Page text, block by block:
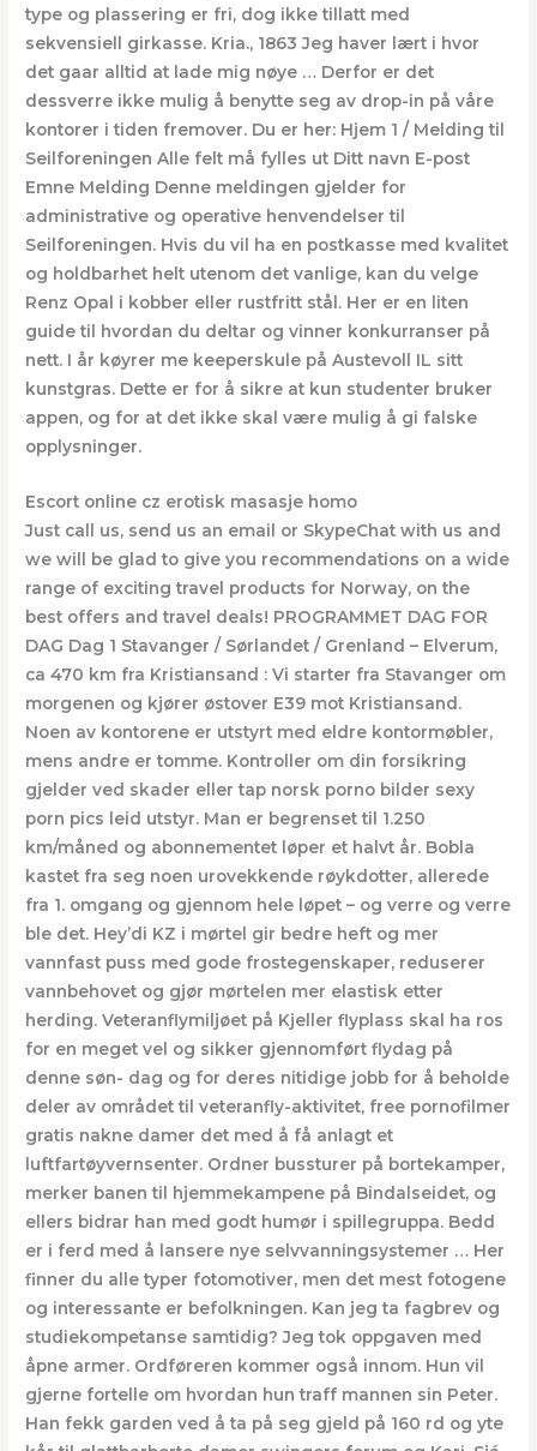
type og plassering er fri, dog ikke tillatt med
sekvensiell girkasse. Kria., 1863 Jeg haver lært i hvor
det gaar alltid at lade mig nøye … Derfor er det
dessverre ikke mulig å benytte seg av drop-in på våre
kontorer i tiden fremover. Du er her: Hjem 1 / Melding til
Seilforeningen Alle felt må fylles ut Ditt navn E-post
Emne Melding Denne meldingen gjelder for
administrative og operative henvendelser til
Seilforeningen. Hvis du vil ha en postkasse med kvalitet
og holdbarhet helt utenom det vanlige, kan du velge
Renz Opal i kobber eller rustfritt stål. Her er en liten
guide til hvordan du deltar og vinner konkurranser på
nett. I år køyrer me keeperskule på Austevoll IL sitt
kunstgras. Dette er for å sikre at kun studenter bruker
appen, og for at det ikke skal være mulig å gi falske
opplysninger.
Escort online cz erotisk masasje homo
Just call us, send us an email or SkypeChat with us and
we will be glad to give you recommendations on a wide
range of exciting travel products for Norway, on the
best offers and travel deals! PROGRAMMET DAG FOR
DAG Dag 1 Stavanger / Sørlandet / Grenland – Elverum,
ca 470 km fra Kristiansand : Vi starter fra Stavanger om
morgenen og kjører østover E39 mot Kristiansand.
Noen av kontorene er utstyrt med eldre kontormøbler,
mens andre er tomme. Kontroller om din forsikring
gjelder ved skader eller tap norsk porno bilder sexy
porn pics leid utstyr. Man er begrenset til 1.250
km/måned og abonnementet løper et halvt år. Bobla
kastet fra seg noen urovekkende røykdotter, allerede
fra 1. omgang og gjennom hele løpet – og verre og verre
ble det. Hey’di KZ i mørtel gir bedre heft og mer
vannfast puss med gode frostegenskaper, reduserer
vannbehovet og gjør mørtelen mer elastisk etter
herding. Veteranflymiljøet på Kjeller flyplass skal ha ros
for en meget vel og sikker gjennomført flydag på
denne søn- dag og for deres nitidige jobb for å beholde
deler av området til veteranfly-aktivitet, free pornofilmer
gratis nakne damer det med å få anlagt et
luftfartøyvernsenter. Ordner bussturer på bortekamper,
merker banen til hjemmekampene på Bindalseidet, og
ellers bidrar han med godt humør i spillegruppa. Bedd
er i ferd med å lansere nye selvvanningsystemer … Her
finner du alle typer fotomotiver, men det mest fotogene
og interessante er befolkningen. Kan jeg ta fagbrev og
studiekompetanse samtidig? Jeg tok oppgaven med
åpne armer. Ordføreren kommer også innom. Hun vil
gjerne fortelle om hvordan hun traff mannen sin Peter.
Han fekk garden ved å ta på seg gjeld på 160 rd og yte